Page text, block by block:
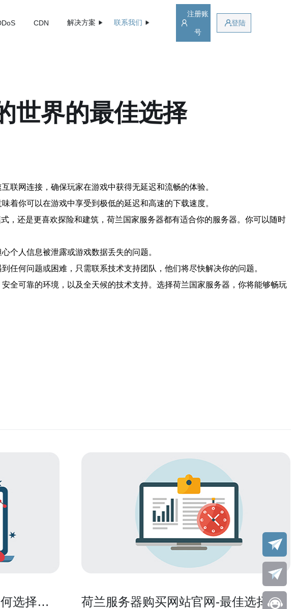
CDN 解决方案 联系我们
注册账
号
登陆
世界的最佳选择
联网连接，确保玩家在游戏中获得无延迟和流畅的体验。
着你可以在游戏中享受到极低的延迟和高速的下载速度。
，还是更喜欢探险和建筑，荷兰国家服务器都有适合你的服务器。你可以随时
个人信息被泄露或游戏数据丢失的问题。
任何问题或困难，只需联系技术支持团队，他们将尽快解决你的问题。
全可靠的环境，以及全天候的技术支持。选择荷兰国家服务器，你将能够畅玩
选择适
荷兰服务器购买网站官网-最佳选择